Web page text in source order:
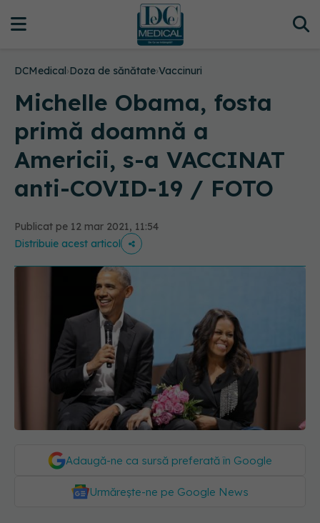
DCMedical›Doza de sănătate›Vaccinuri
Michelle Obama, fosta
primă doamnă a
Americii, s-a VACCINAT
anti-COVID-19 / FOTO
Publicat pe 12 mar 2021, 11:54
Distribuie acest articol
Adaugă-ne ca sursă preferată în Google
Urmărește-ne pe Google News